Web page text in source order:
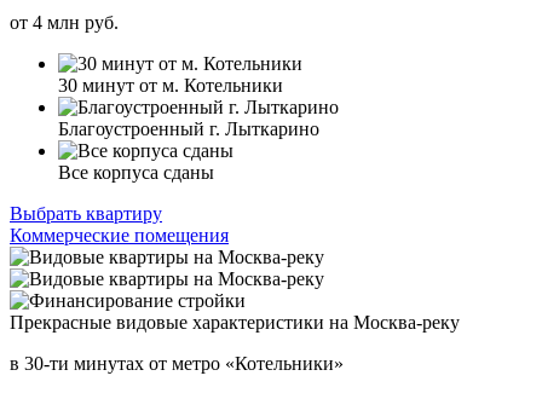
от 4 млн руб.
30 минут от м. Котельники
Благоустроенный г. Лыткарино
Все корпуса сданы
Выбрать квартиру
Коммерческие помещения
Прекрасные видовые характеристики на Москва-реку
в 30-ти минутах от метро «Котельники»